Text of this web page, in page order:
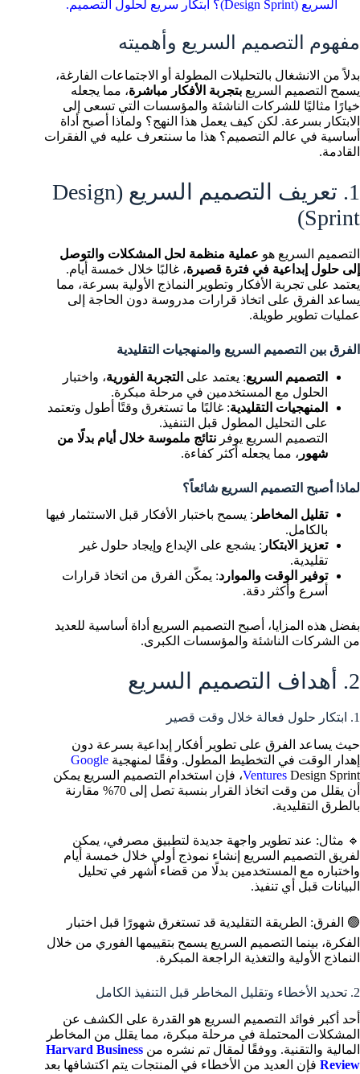
السريع (Design Sprint)؟ ابتكار سريع لحلول التصميم.
مفهوم التصميم السريع وأهميته
بدلاً من الانشغال بالتحليلات المطولة أو الاجتماعات الفارغة،
يسمح التصميم السريع بتجربة الأفكار مباشرة، مما يجعله
خيارًا مثاليًا للشركات الناشئة والمؤسسات التي تسعى إلى
الابتكار بسرعة. لكن كيف يعمل هذا النهج؟ ولماذا أصبح أداة
أساسية في عالم التصميم؟ هذا ما سنتعرف عليه في الفقرات
القادمة.
1. تعريف التصميم السريع (Design
Sprint)
التصميم السريع هو عملية منظمة لحل المشكلات والتوصل
إلى حلول إبداعية في فترة قصيرة، غالبًا خلال خمسة أيام.
يعتمد على تجربة الأفكار وتطوير النماذج الأولية بسرعة، مما
يساعد الفرق على اتخاذ قرارات مدروسة دون الحاجة إلى
عمليات تطوير طويلة.
الفرق بين التصميم السريع والمنهجيات التقليدية
التصميم السريع: يعتمد على التجربة الفورية، واختبار
الحلول مع المستخدمين في مرحلة مبكرة.
المنهجيات التقليدية: غالبًا ما تستغرق وقتًا أطول وتعتمد
على التحليل المطول قبل التنفيذ.
التصميم السريع يوفر نتائج ملموسة خلال أيام بدلًا من
شهور ، مما يجعله أكثر كفاءة.
لماذا أصبح التصميم السريع شائعاً؟
تقليل المخاطر : يسمح باختبار الأفكار قبل الاستثمار فيها
بالكامل.
تعزيز الابتكار : يشجع على الإبداع وإيجاد حلول غير
تقليدية.
توفير الوقت والموارد: يمكّن الفرق من اتخاذ قرارات
أسرع وأكثر دقة.
بفضل هذه المزايا، أصبح التصميم السريع أداة أساسية للعديد
من الشركات الناشئة والمؤسسات الكبرى.
2. أهداف التصميم السريع
1. ابتكار حلول فعالة خلال وقت قصير
حيث يساعد الفرق على تطوير أفكار إبداعية بسرعة دون
إهدار الوقت في التخطيط المطول. وفقًا لمنهجية Google
VenturesDesign Sprint، فإن استخدام التصميم السريع يمكن
أن يقلل من وقت اتخاذ القرار بنسبة تصل إلى 70% مقارنة
بالطرق التقليدية.
🔹 مثال: عند تطوير واجهة جديدة لتطبيق مصرفي، يمكن
لفريق التصميم السريع إنشاء نموذج أولي خلال خمسة أيام
واختباره مع المستخدمين بدلًا من قضاء أشهر في تحليل
البيانات قبل أي تنفيذ.
🟢 الفرق: الطريقة التقليدية قد تستغرق شهورًا قبل اختبار
الفكرة، بينما التصميم السريع يسمح بتقييمها الفوري من خلال
النماذج الأولية والتغذية الراجعة المبكرة.
2. تحديد الأخطاء وتقليل المخاطر قبل التنفيذ الكامل
أحد أكبر فوائد التصميم السريع هو القدرة على الكشف عن
المشكلات المحتملة في مرحلة مبكرة، مما يقلل من المخاطر
المالية والتقنية. ووفقًا لمقال تم نشره من Harvard Business
Review فإن العديد من الأخطاء في المنتجات يتم اكتشافها بعد